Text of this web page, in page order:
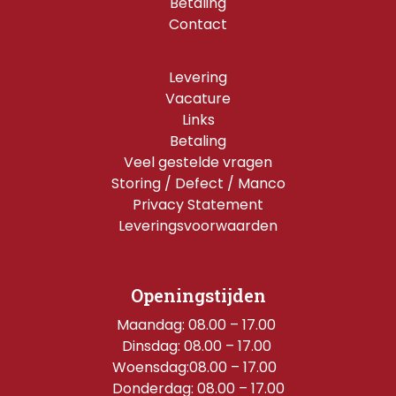
Contact
Levering
Vacature
Links
Betaling
Veel gestelde vragen
Storing / Defect / Manco
Privacy Statement
Leveringsvoorwaarden
Openingstijden
Maandag: 08.00 – 17.00
Dinsdag: 08.00 – 17.00
Woensdag:08.00 – 17.00
Donderdag: 08.00 – 17.00